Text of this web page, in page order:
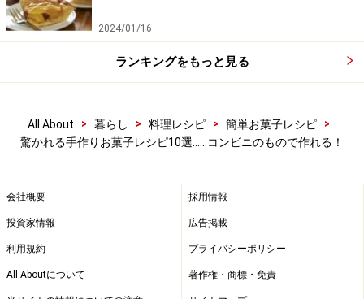
スタバ風コーヒーフラペチーノ
チーノ [簡単お菓子レシピ] All About
チーノがお家で楽しめます。
外はサクサク、中はふわふわ、チョコベリ
ースコーン
2024/01/16
ランキングをもっと見る
All About > 暮らし > 料理レシピ > 簡単お菓子レシピ
>
驚かれる手作りお菓子レシピ10選……コンビニのもので作れる！
会社概要 採用情報
投資家情報 広告掲載
利用規約 プライバシーポリシー
All Aboutについて 著作権・商標・免責